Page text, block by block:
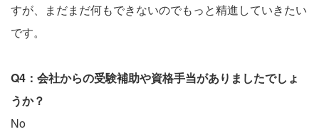
すが、まだまだ何もできないのでもっと精進していきたい
です。
Q4：会社からの受験補助や資格手当がありましたでしょ
うか？
No